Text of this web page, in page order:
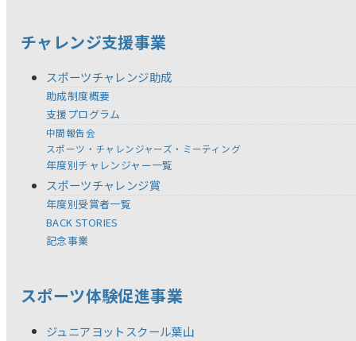
チャレンジ支援事業
スポーツチャレンジ助成
助成制度概要
支援プログラム
中間報告会
スポーツ・チャレンジャーズ・ミーティング
年度別チャレンジャー一覧
スポーツチャレンジ賞
年度別受賞者一覧
BACK STORIES
記念事業
スポーツ体験促進事業
ジュニアヨットスクール葉山